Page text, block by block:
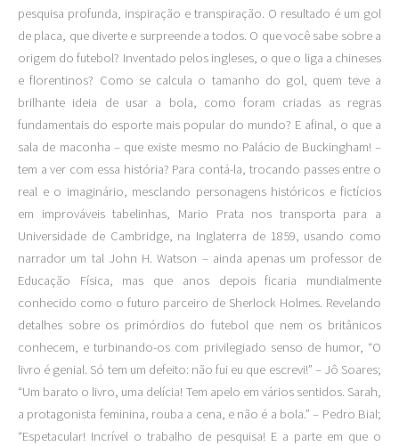
pesquisa profunda, inspiração e transpiração. O resultado é um gol
de placa, que diverte e surpreende a todos. O que você sabe sobre a
origem do futebol? Inventado pelos ingleses, o que o liga a chineses
e florentinos? Como se calcula o tamanho do gol, quem teve a
brilhante ideia de usar a bola, como foram criadas as regras
fundamentais do esporte mais popular do mundo? E afinal, o que a
sala de maconha – que existe mesmo no Palácio de Buckingham! –
tem a ver com essa história? Para contá-la, trocando passes entre o
real e o imaginário, mesclando personagens históricos e fictícios
em improváveis tabelinhas, Mario Prata nos transporta para a
Universidade de Cambridge, na Inglaterra de 1859, usando como
narrador um tal John H. Watson – ainda apenas um professor de
Educação Física, mas que anos depois ficaria mundialmente
conhecido como o futuro parceiro de Sherlock Holmes. Revelando
detalhes sobre os primórdios do futebol que nem os britânicos
conhecem, e turbinando-os com privilegiado senso de humor, “O
livro é genial. Só tem um defeito: não fui eu que escrevi!” – Jô Soares;
“Um barato o livro, uma delícia! Tem apelo em vários sentidos. Sarah,
a protagonista feminina, rouba a cena, e não é a bola.” – Pedro Bial;
“Espetacular! Incrível o trabalho de pesquisa! E a parte em que o